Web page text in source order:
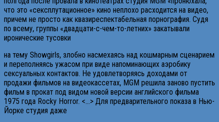
что это «сексплутационное» кино неплохо расходится на видео,
причем не просто как квазиреспектабельная порнография. Судя
по всему, группы «двадцати-с-чем-то-летних» закатывали
иронические тусовки
на тему Showgirls, злобно насмехаясь над кошмарным сценарием
и переполняясь ужасом при виде напоминающих аэробику
сексуальных контактов. Не удовлетворяясь доходами от
продажи фильмов на видеокассетах, MGM решила заново пустить
фильм в прокат под видом новой версии английского фильма
1975 года Rocky Horror. <…> Для предварительного показа в Нью-
Йорке студия даже